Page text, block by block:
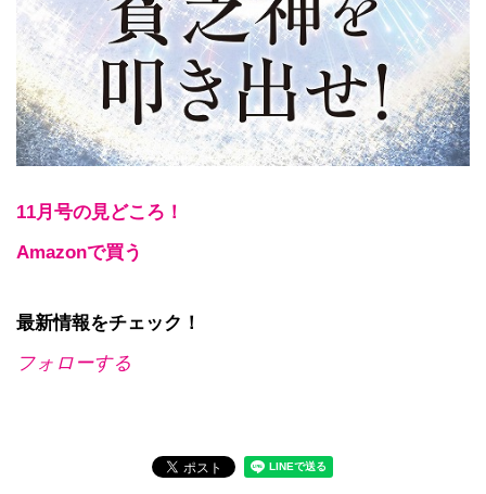
11月号の見どころ！
Amazonで買う
最新情報をチェック！
フォローする